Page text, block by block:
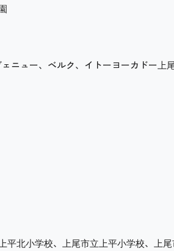
ニュー、ベルク、イトーヨーカドー上
平北小学校、上尾市立上平小学校、